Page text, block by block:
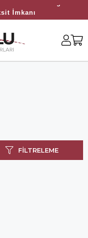
İmkanı
FILTRELEME